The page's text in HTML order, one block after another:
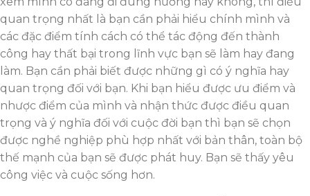
quan trọng nhất là bạn cần phải hiểu chính mình và
các đặc điểm tính cách có thể tác động đến thành
công hay thất bại trong lĩnh vực bạn sẽ làm hay đang
làm. Bạn cần phải biết được những gì có ý nghĩa hay
quan trọng đối với bạn. Khi bạn hiểu được ưu điểm và
nhược điểm của mình và nhận thức được điều quan
trọng và ý nghĩa đối với cuộc đời bạn thì bạn sẽ chọn
được nghề nghiệp phù hợp nhất với bản thân, toàn bộ
thế mạnh của bạn sẽ được phát huy. Bạn sẽ thấy yêu
công việc và cuộc sống hơn.